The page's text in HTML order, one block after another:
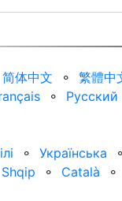
简体中文 ⚬ 繁體中
⚬ Русский
⚬ Українська ⚬
Shqip ⚬ Català ⚬